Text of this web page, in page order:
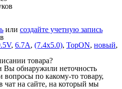
или создайте учетную запись
, 6.7A, (7.4x5.0), TopON, новый,
товара?
Вы обнаружили неточность
вопросы по какому-то товару,
чат на сайте, на который мы